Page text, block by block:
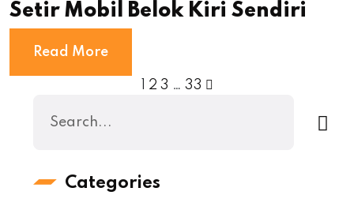
Setir Mobil Belok Kiri Sendiri
Read More
2 3 … 33
Categories